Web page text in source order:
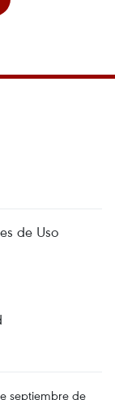
de Uso
septiembre de